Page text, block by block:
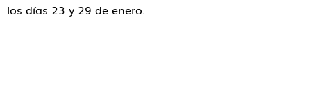
los días 23 y 29 de enero.